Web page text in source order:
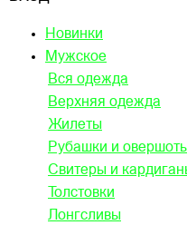
Новинки
Мужское
Вся одежда
Верхняя одежда
Жилеты
Рубашки и
Свитеры и
Толстовки
Лонгсливы